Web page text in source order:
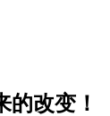
的改变！